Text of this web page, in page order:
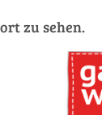
zu sehen.